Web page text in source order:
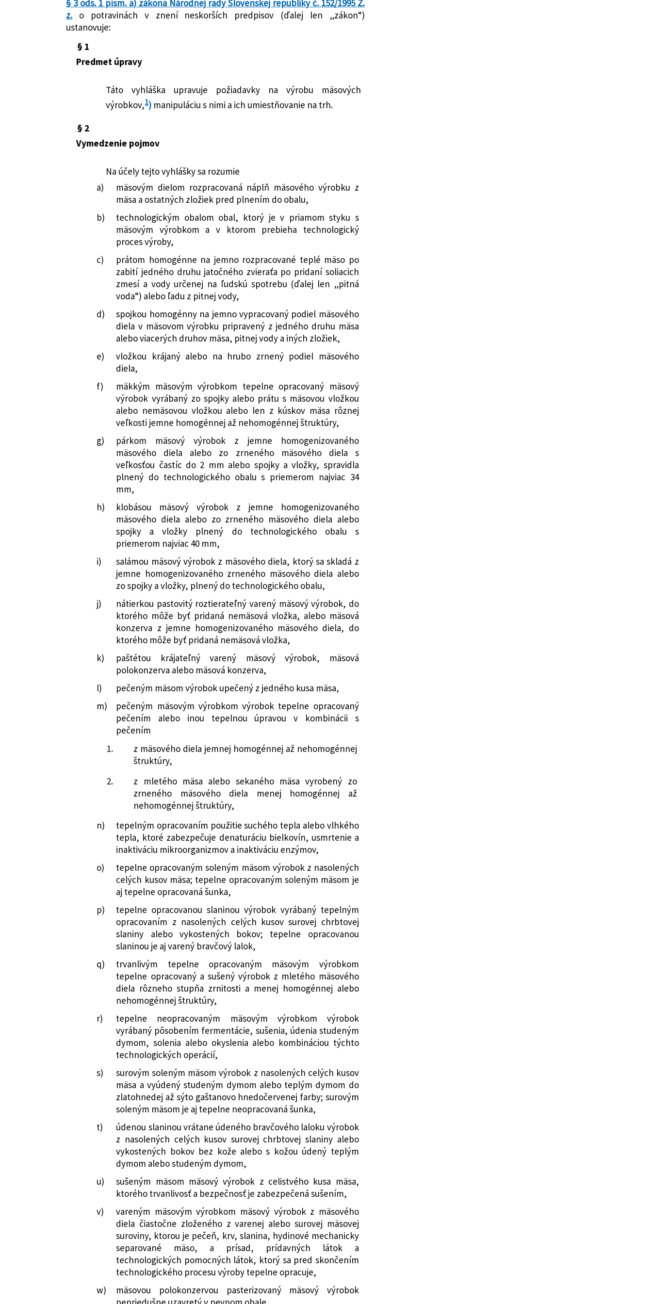
Potravinárstvo
§ 3 ods. 1 písm. a) zákona Národnej rady Slovenskej republiky č. 152/1995 Z.
z. o potravinách v znení neskorších predpisov (ďalej len „zákon“)
ustanovuje:
§ 1
Predmet úpravy
Táto vyhláška upravuje požiadavky na výrobu mäsových
výrobkov,1) manipuláciu s nimi a ich umiestňovanie na trh.
§ 2
Vymedzenie pojmov
Na účely tejto vyhlášky sa rozumie
a)
mäsovým dielom rozpracovaná náplň mäsového výrobku z
mäsa a ostatných zložiek pred plnením do obalu,
b)
technologickým obalom obal, ktorý je v priamom styku s
mäsovým výrobkom a v ktorom prebieha technologický
proces výroby,
c)
prátom homogénne na jemno rozpracované teplé mäso po
zabití jedného druhu jatočného zvieraťa po pridaní soliacich
zmesí a vody určenej na ľudskú spotrebu (ďalej len „pitná
voda“) alebo ľadu z pitnej vody,
d)
spojkou homogénny na jemno vypracovaný podiel mäsového
diela v mäsovom výrobku pripravený z jedného druhu mäsa
alebo viacerých druhov mäsa, pitnej vody a iných zložiek,
e)
vložkou krájaný alebo na hrubo zrnený podiel mäsového
diela,
f)
mäkkým mäsovým výrobkom tepelne opracovaný mäsový
výrobok vyrábaný zo spojky alebo prátu s mäsovou vložkou
alebo nemäsovou vložkou alebo len z kúskov mäsa rôznej
veľkosti jemne homogénnej až nehomogénnej štruktúry,
g)
párkom mäsový výrobok z jemne homogenizovaného
mäsového diela alebo zo zrneného mäsového diela s
veľkosťou častíc do 2 mm alebo spojky a vložky, spravidla
plnený do technologického obalu s priemerom najviac 34
mm,
h)
klobásou mäsový výrobok z jemne homogenizovaného
mäsového diela alebo zo zrneného mäsového diela alebo
spojky a vložky plnený do technologického obalu s
priemerom najviac 40 mm,
i)
salámou mäsový výrobok z mäsového diela, ktorý sa skladá z
jemne homogenizovaného zrneného mäsového diela alebo
zo spojky a vložky, plnený do technologického obalu,
j)
nátierkou pastovitý roztierateľný varený mäsový výrobok, do
ktorého môže byť pridaná nemäsová vložka, alebo mäsová
konzerva z jemne homogenizovaného mäsového diela, do
ktorého môže byť pridaná nemäsová vložka,
k)
paštétou krájateľný varený mäsový výrobok, mäsová
polokonzerva alebo mäsová konzerva,
l)
pečeným mäsom výrobok upečený z jedného kusa mäsa,
m)
pečeným mäsovým výrobkom výrobok tepelne opracovaný
pečením alebo inou tepelnou úpravou v kombinácii s
pečením
1.
z mäsového diela jemnej homogénnej až nehomogénnej
štruktúry,
2.
z mletého mäsa alebo sekaného mäsa vyrobený zo
zrneného mäsového diela menej homogénnej až
nehomogénnej štruktúry,
n)
tepelným opracovaním použitie suchého tepla alebo vlhkého
tepla, ktoré zabezpečuje denaturáciu bielkovín, usmrtenie a
inaktiváciu mikroorganizmov a inaktiváciu enzýmov,
o)
tepelne opracovaným soleným mäsom výrobok z nasolených
celých kusov mäsa; tepelne opracovaným soleným mäsom je
aj tepelne opracovaná šunka,
p)
tepelne opracovanou slaninou výrobok vyrábaný tepelným
opracovaním z nasolených celých kusov surovej chrbtovej
slaniny alebo vykostených bokov; tepelne opracovanou
slaninou je aj varený bravčový lalok,
q)
trvanlivým tepelne opracovaným mäsovým výrobkom
tepelne opracovaný a sušený výrobok z mletého mäsového
diela rôzneho stupňa zrnitosti a menej homogénnej alebo
nehomogénnej štruktúry,
r)
tepelne neopracovaným mäsovým výrobkom výrobok
vyrábaný pôsobením fermentácie, sušenia, údenia studeným
dymom, solenia alebo okyslenia alebo kombináciou týchto
technologických operácií,
s)
surovým soleným mäsom výrobok z nasolených celých kusov
mäsa a vyúdený studeným dymom alebo teplým dymom do
zlatohnedej až sýto gaštanovo hnedočervenej farby; surovým
soleným mäsom je aj tepelne neopracovaná šunka,
t)
údenou slaninou vrátane údeného bravčového laloku výrobok
z nasolených celých kusov surovej chrbtovej slaniny alebo
vykostených bokov bez kože alebo s kožou údený teplým
dymom alebo studeným dymom,
u)
sušeným mäsom mäsový výrobok z celistvého kusa mäsa,
ktorého trvanlivosť a bezpečnosť je zabezpečená sušením,
v)
vareným mäsovým výrobkom mäsový výrobok z mäsového
diela čiastočne zloženého z varenej alebo surovej mäsovej
suroviny, ktorou je pečeň, krv, slanina, hydinové mechanicky
separované mäso, a prísad, prídavných látok a
technologických pomocných látok, ktorý sa pred skončením
technologického procesu výroby tepelne opracuje,
w)
mäsovou polokonzervou pasterizovaný mäsový výrobok